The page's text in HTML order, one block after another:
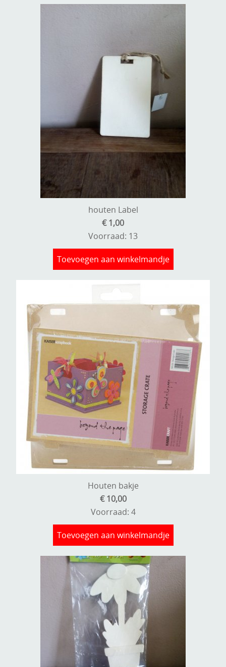
houten Label
€ 1,00
Voorraad: 13
Toevoegen aan winkelmandje
Houten bakje
€ 10,00
Voorraad: 4
Toevoegen aan winkelmandje